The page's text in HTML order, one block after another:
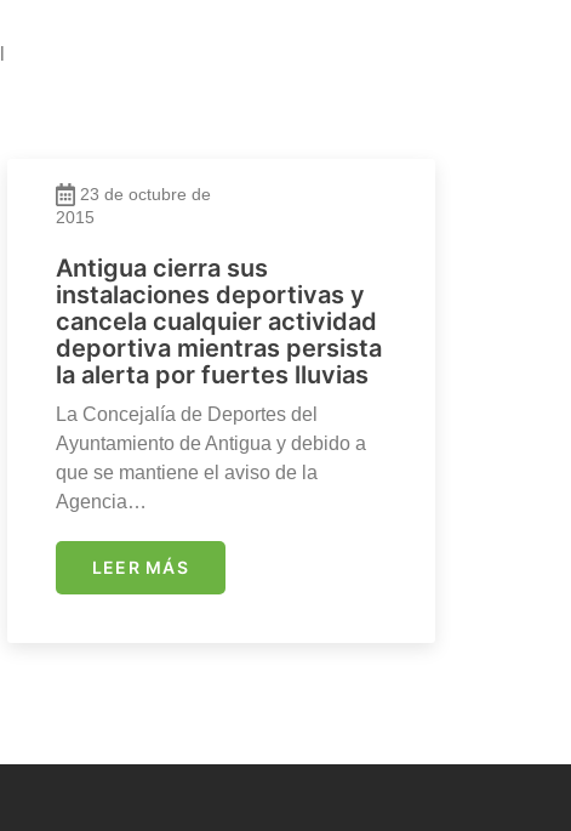
23 de octubre de
2015
Antigua cierra sus
instalaciones deportivas y
cancela cualquier actividad
deportiva mientras persista
la alerta por fuertes lluvias
La Concejalía de Deportes del
Ayuntamiento de Antigua y debido a
que se mantiene el aviso de la
Agencia…
LEER MÁS